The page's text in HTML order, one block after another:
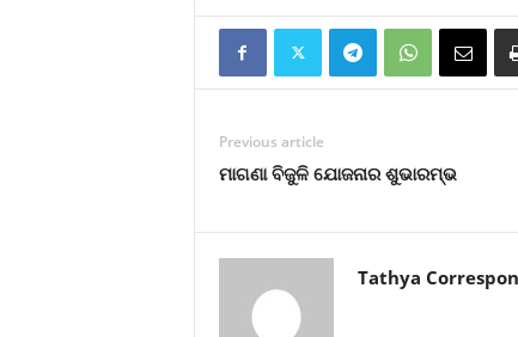
Previous article
ମାଗଣା ବିଜୁଳି ଯୋଜନାର ଶୁଭାରମ୍ଭ
Tathya